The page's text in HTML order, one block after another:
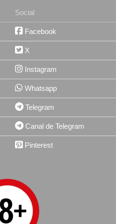
Social
Facebook
X
Instagram
Whatsapp
Telegram
Canal de Telegram
Pinterest